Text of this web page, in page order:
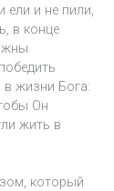
и не пили,
в конце
в жизни Бога:
Он
жить в
который